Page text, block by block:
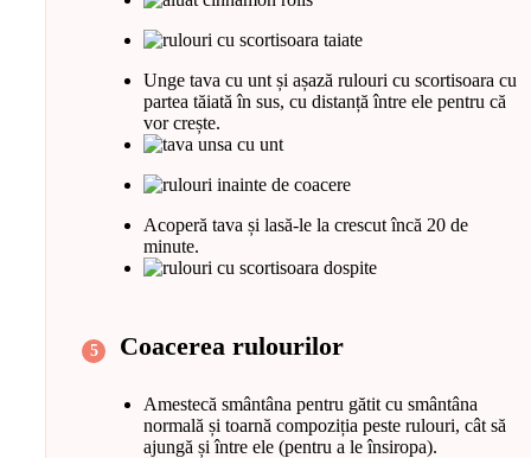
Unge tava cu unt și așază rulouri cu scortisoara cu
partea tăiată în sus, cu distanță între ele pentru că
vor crește.
Acoperă tava și lasă-le la crescut încă 20 de
minute.
Coacerea rulourilor
Amestecă smântâna pentru gătit cu smântâna
normală și toarnă compoziția peste rulouri, cât să
ajungă și între ele (pentru a le însiropa).